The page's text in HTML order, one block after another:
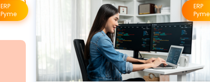
ERP
Pyme
ERP
Pyme